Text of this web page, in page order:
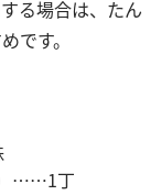
る場合は、たん
です。
）……1丁